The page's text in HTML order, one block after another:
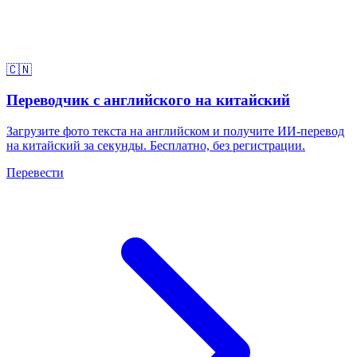
🇨🇳
Переводчик с английского на китайский
Загрузите фото текста на английском и получите ИИ-перевод
на китайский за секунды. Бесплатно, без регистрации.
Перевести